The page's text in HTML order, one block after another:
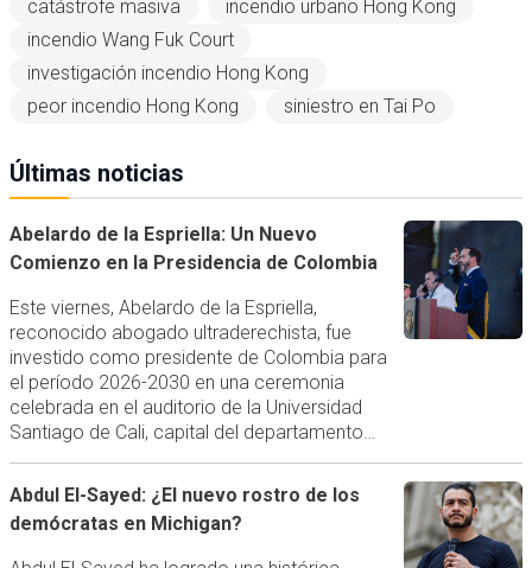
catástrofe masiva
incendio urbano Hong Kong
incendio Wang Fuk Court
investigación incendio Hong Kong
peor incendio Hong Kong
siniestro en Tai Po
Últimas noticias
Abelardo de la Espriella: Un Nuevo
Comienzo en la Presidencia de Colombia
Este viernes, Abelardo de la Espriella,
reconocido abogado ultraderechista, fue
investido como presidente de Colombia para
el período 2026-2030 en una ceremonia
celebrada en el auditorio de la Universidad
Santiago de Cali, capital del departamento…
Abdul El-Sayed: ¿El nuevo rostro de los
demócratas en Michigan?